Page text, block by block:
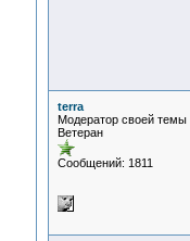
terra
Модератор своей темы
Ветеран
Сообщений: 1811